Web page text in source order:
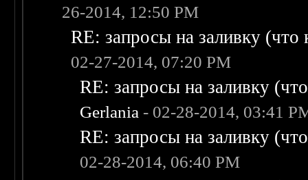
26-2014, 12:50 PM
RE: запросы на заливку
02-27-2014, 07:20 PM
RE: запросы на заливку
Gerlania - 02-28-2014, 03:41
RE: запросы на заливку
02-28-2014, 06:40 PM